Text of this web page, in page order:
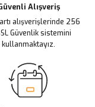
Alışveriş
alışverişlerinde 256
Güvenlik sistemini
kullanmaktayız.